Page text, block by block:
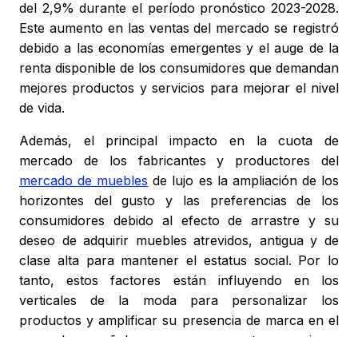
del 2,9% durante el período pronóstico 2023-2028.
Este aumento en las ventas del mercado se registró
debido a las economías emergentes y el auge de la
renta disponible de los consumidores que demandan
mejores productos y servicios para mejorar el nivel
de vida.
Además, el principal impacto en la cuota de
mercado de los fabricantes y productores del
mercado de muebles de lujo es la ampliación de los
horizontes del gusto y las preferencias de los
consumidores debido al efecto de arrastre y su
deseo de adquirir muebles atrevidos, antigua y de
clase alta para mantener el estatus social. Por lo
tanto, estos factores están influyendo en los
verticales de la moda para personalizar los
productos y amplificar su presencia de marca en el